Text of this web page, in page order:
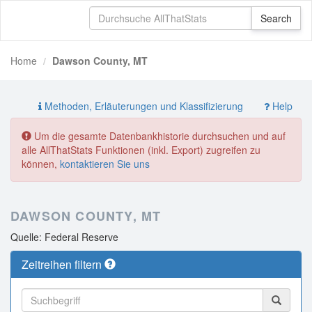
Home Dawson County, MT
Methoden, Erläuterungen und Klassifizierung Help
Um die gesamte Datenbankhistorie durchsuchen und auf
alle AllThatStats Funktionen (inkl. Export) zugreifen zu
können, kontaktieren Sie uns
DAWSON COUNTY, MT
Quelle: Federal Reserve
Zeitreihen filtern